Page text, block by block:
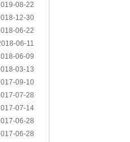
08-22
12-30
06-22
06-11
06-09
03-13
09-10
07-28
07-14
06-28
06-28